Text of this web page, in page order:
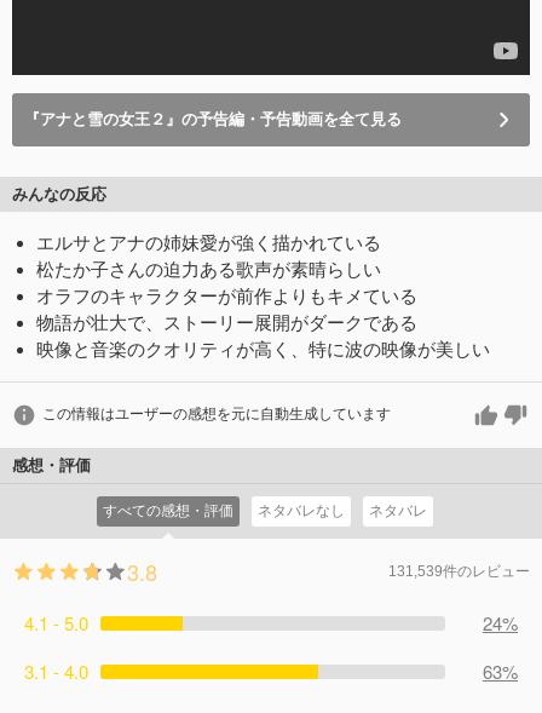
『アナと雪の女王２』の予告編・予告動画を全て見る
みんなの反応
エルサとアナの姉妹愛が強く描かれている
松たか子さんの迫力ある歌声が素晴らしい
オラフのキャラクターが前作よりもキメている
物語が壮大で、ストーリー展開がダークである
映像と音楽のクオリティが高く、特に波の映像が美しい
この情報はユーザーの感想を元に自動生成しています
感想・評価
すべての感想・評価 ネタバレなし ネタバレ
3.8 131,539件のレビュー
4.1 - 5.0
24%
3.1 - 4.0
63%